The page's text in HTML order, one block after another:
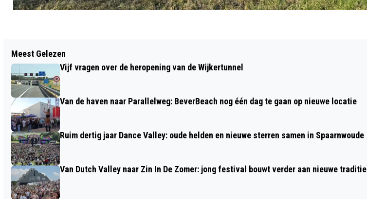
SPORTIEF GENIETEN VOOR LEERLINGEN
HELIOMARE TIJDENS SPECIAL RUN BIJ
DAM TOT DAMLOOP
ROOSJE’ IN HET KOETSHUIJS
Meest Gelezen
Vijf vragen over de heropening van de Wijkertunnel
Van de haven naar Parallelweg: BeverBeach nog één dag te gaan op nieuwe locatie
Ruim dertig jaar Dance Valley: oude helden en nieuwe sterren samen in Spaarnwoude
Van Dutch Valley naar Zin In De Zomer: jong festival bouwt verder aan nieuwe traditie